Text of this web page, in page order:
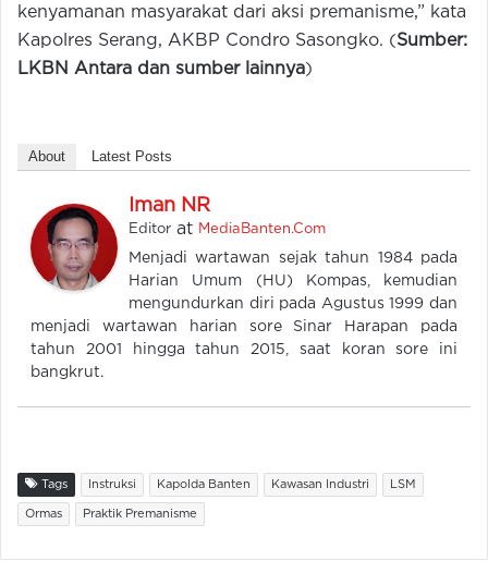
kenyamanan masyarakat dari aksi premanisme,” kata
Kapolres Serang, AKBP Condro Sasongko. (Sumber:
LKBN Antara dan sumber lainnya)
About Latest Posts
Iman NR
Editor at MediaBanten.Com
Menjadi wartawan sejak tahun 1984 pada
Harian Umum (HU) Kompas, kemudian
mengundurkan diri pada Agustus 1999 dan
menjadi wartawan harian sore Sinar Harapan pada
tahun 2001 hingga tahun 2015, saat koran sore ini
bangkrut.
Tags Instruksi Kapolda Banten Kawasan Industri LSM
Ormas Praktik Premanisme